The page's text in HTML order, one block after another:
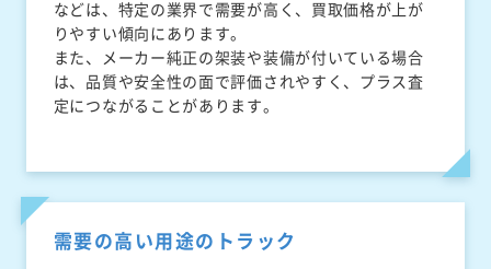
などは、特定の業界で需要が高く、買取価格が上が
りやすい傾向にあります。
また、メーカー純正の架装や装備が付いている場合
は、品質や安全性の面で評価されやすく、プラス査
定につながることがあります。
需要の高い用途のトラック